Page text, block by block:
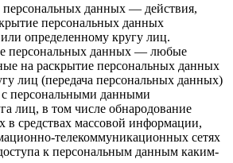
персональных данных — действия,
персональных данных
определенному кругу лиц.
персональных данных — любые
на раскрытие персональных данных
лиц (передача персональных данных)
персональными данными
лиц, в том числе обнародование
в средствах массовой информации,
телекоммуникационных сетях
к персональным данным каким-